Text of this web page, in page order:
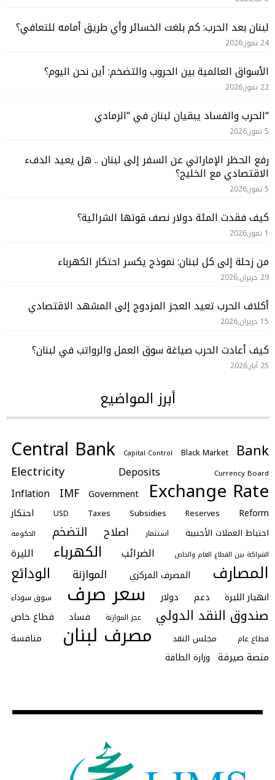
لبنان بعد الحرب: كم بلغت الخسائر وأي طريق أمامه للتعافي؟
24 تموز,2026
الأسواق العالمية بين الحروب والتضخم: أين نحن اليوم؟
22 تموز,2026
“الحرب والفساد يبقيان لبنان في “الرمادي
5 تموز,2026
رفع الحظر الإماراتي عن السفر إلى لبنان .. هل يعيد الدفء
الاقتصادي مع الخليج؟
5 تموز,2026
كيف فقدت المئة دولار نصف قوتها الشرائية؟
1 تموز,2026
من زحلة إلى كل لبنان: نموذج يكسر احتكار الكهرباء
29 حزيران,2026
أكلاف الحرب تعيد العجز المزدوج إلى المشهد الاقتصادي
15 حزيران,2026
كيف أعادت الحرب صياغة سوق العمل والرواتب في لبنان؟
25 أيار,2026
أبرز المواضيع
Bank
Black Market
Capital Control
Central Bank
Currency Board
Deposits
Electricity
Exchange Rate
Government
IMF
Inflation
Reform
Reserves
Subsidies
Taxes
USD احتكار
احتياط العملات الأجنبية استثمار اصلاح التضخم
الحكومة
الشراكة بين القطاع العام والخاص
الضرائب الكهرباء الليرة
المصارف المصرف المركزي الموازنة الودائع
انهيار الليرة دعم دولار سعر صرف سوق سوداء
صندوق النقد الدولي عجز الموازنة فساد قطاع خاص
قطاع عام مجلس النقد مصرف لبنان
منافسة
منصة صيرفة وزارة الطاقة